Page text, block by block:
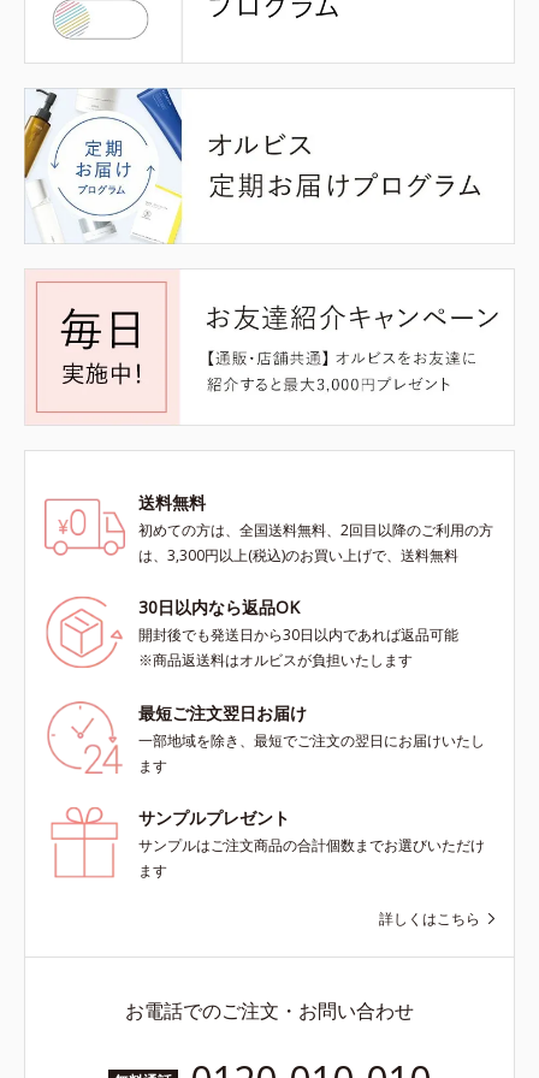
送料無料
初めての方は、全国送料無料、2回目以降のご利用の方
は、3,300円以上(税込)のお買い上げで、送料無料
30日以内なら返品OK
開封後でも発送日から30日以内であれば返品可能
※商品返送料はオルビスが負担いたします
最短ご注文翌日お届け
一部地域を除き、最短でご注文の翌日にお届けいたし
ます
サンプルプレゼント
サンプルはご注文商品の合計個数までお選びいただけ
ます
詳しくはこちら
お電話でのご注文・お問い合わせ